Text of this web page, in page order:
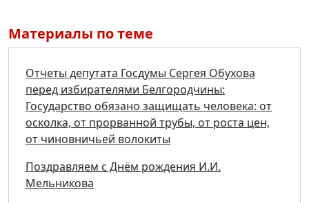
Материалы по теме
Отчеты депутата Госдумы Сергея Обухова
перед избирателями Белгородчины:
Государство обязано защищать человека: от
осколка, от прорванной трубы, от роста цен,
от чиновничьей волокиты
Поздравляем с Днём рождения И.И.
Мельникова